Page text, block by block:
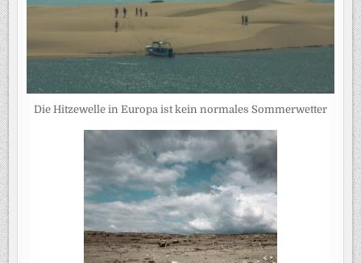
Die Hitzewelle in Europa ist kein normales Sommerwetter